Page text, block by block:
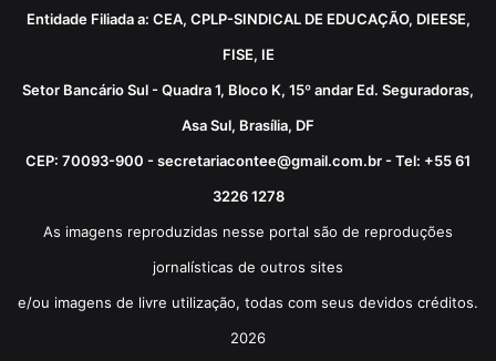
Entidade Filiada a: CEA, CPLP-SINDICAL DE EDUCAÇÃO, DIEESE,
FISE, IE
Setor Bancário Sul - Quadra 1, Bloco K, 15º andar Ed. Seguradoras,
Asa Sul, Brasília, DF
CEP: 70093-900 - secretariacontee@gmail.com.br - Tel: +55 61
3226 1278
As imagens reproduzidas nesse portal são de reproduções
jornalísticas de outros sites
e/ou imagens de livre utilização, todas com seus devidos créditos.
2026